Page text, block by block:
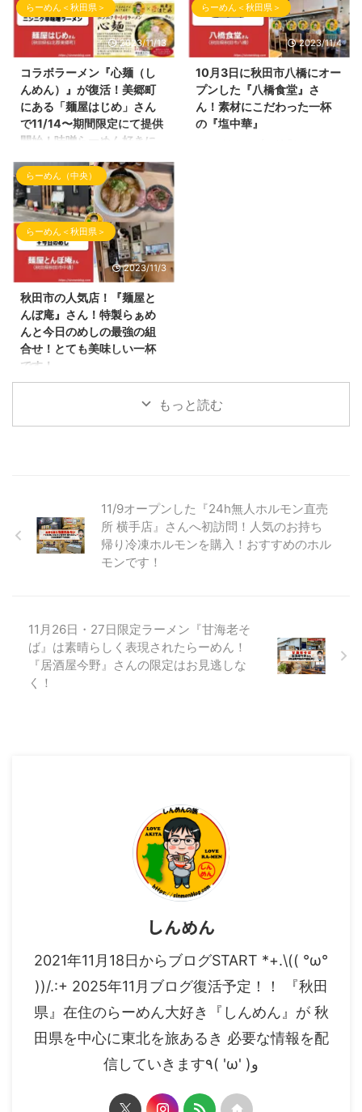
せて頂きました！ 数年前、横手
市の仕事帰りではよくお世話にな
っていたお店！ 「ラーメンだい
おう」さんです！ ラーメンだい
おうさんの外観 らーめん屋さん
の場所 ラーメンだいおうさんの
場所は、 ヤマダデンキ テック
ランドNew横手店さんの近くに
てご参照ください。最寄駅はJR
横手駅となります。 ラーメン屋
さんの駐車場は、お店の正面に車
を駐車するスペースがあり ...
ラーメン店さんの 試食会にご招
待して頂きましたので、お店の内
容・ラーメン情報を投稿していき
ます！ らぁ麺まっちゃんの外観
以前は、『居酒屋今野』さんの2
号店として営業していた 『ラー
メン結喜（ゆうき）』さんの店長
の松本さんが独立！おめでとうご
らーめん＜秋田県＞
2023/11/13
コラボラーメン『心麺（し
んめん）』が復活！美郷町
にある「麺屋はじめ」さん
で11/14〜期間限定にて提供
開始！味噌らーめん好きに
めです！
雪が降る季節が到来中！かなり冷
え込んできましたね！ 本日の
『しんめんの旅』でご紹介するら
ーめんは、そんな冷え込んだ季節
でも温まるらーめん！ にんに
く！旨辛！味噌！のキーワードが
入るらーめんのご紹介です！ 本
日のご紹介させて頂くラーメン店
さんはいつもご贔屓にさせて頂い
ている 秋田県仙北郡美郷町の
「麺屋はじめ」さんです！ 前回
ーメン屋さんです！ 麺屋はじめ
らーめん＜秋田県＞
2023/11/4
10月3日に秋田市八橋にオー
プンした『八橋食堂』さ
ん！素材にこだわった一杯
の『塩中華』
場所 八橋食堂さんは、新国道の
マクドナルドの近くにありま ...
らーめん（中央）
らーめん＜秋田県＞
2023/11/3
秋田市の人気店！『麺屋と
んぼ庵』さん！特製らぁめ
んと今日のめしの最強の組
合せ！とても美味しい一杯
です！
こんばんわ！ブログ『しんめんの
旅』のお時間となりました。 10
らーめん屋さんは、 インスタグ
ラムのフォロワーさんの投稿を見
て とても気になり、それがきっ
かけで訪問してきました。 そこ
外観 麺屋とんぼ庵さんの場所 麺
屋とんぼ庵さんは、明田地下 ...
もっと読む
11/9オープンした『24h無人ホルモン直売
所 横手店』さんへ初訪問！人気のお持ち
帰り冷凍ホルモンを購入！おすすめのホル
モンです！
11月26日・27日限定ラーメン『甘海老そ
ば』は素晴らしく表現されたらーめん！
『居酒屋今野』さんの限定はお見逃しな
く！
しんめん
2021年11月18日からブログSTART *+.\(( °ω°
))/.:+ 2025年11月ブログ復活予定！！ 『秋田
県』在住のらーめん大好き『しんめん』が 秋
田県を中心に東北を旅あるき 必要な情報を配
信していきます٩( 'ω' )و